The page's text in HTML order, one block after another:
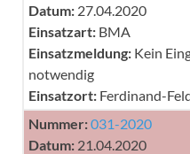
Datum: 27.04.2020
Einsatzart: BMA
Einsatzmeldung: Kein
notwendig
Einsatzort: Ferdinand-
Nummer:031-2020
Datum: 21.04.2020